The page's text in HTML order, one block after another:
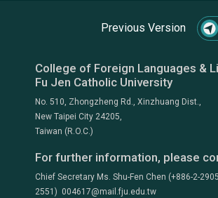
Previous Version
College of Foreign Languages &
Fu Jen Catholic University
No. 510, Zhongzheng Rd., Xinzhuang Dist.,
New Taipei City 24205,
Taiwan (R.O.C.)
For further information, please
Chief Secretary Ms. Shu-Fen Chen (+886-2-
2551) 004617@mail.fju.edu.tw